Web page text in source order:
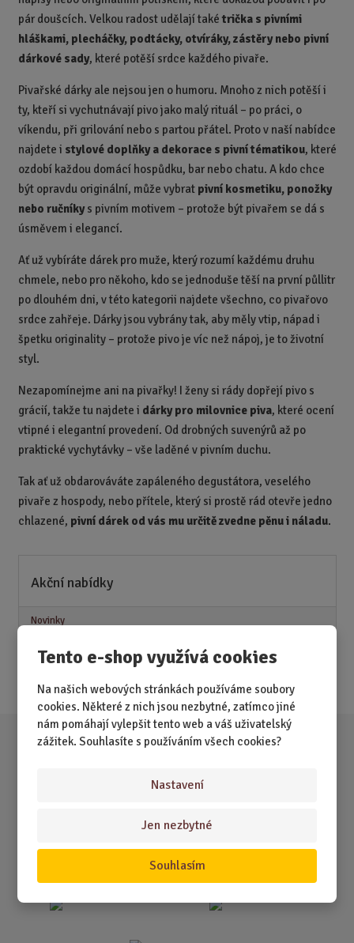
Tento e-shop využívá cookies
Na našich webových stránkách používáme soubory
cookies. Některé z nich jsou nezbytné, zatímco jiné
nám pomáhají vylepšit tento web a váš uživatelský
zážitek. Souhlasíte s používáním všech cookies?
Nastavení
Jen nezbytné
Souhlasím
pár doušcích. Velkou radost udělají také trička s pivními
hláškami, plecháčky, podtácky, otvíráky, zástěry nebo pivní
dárkové sady, které potěší srdce každého pivaře.
Pivařské dárky ale nejsou jen o humoru. Mnoho z nich potěší i
ty, kteří si vychutnávají pivo jako malý rituál – po práci, o
víkendu, při grilování nebo s partou přátel. Proto v naší nabídce
najdete i stylové doplňky a dekorace s pivní tématikou, které
ozdobí každou domácí hospůdku, bar nebo chatu. A kdo chce
být opravdu originální, může vybrat pivní kosmetiku, ponožky
nebo ručníkys pivním motivem – protože být pivařem se dá s
úsměvem i elegancí.
Ať už vybíráte dárek pro muže, který rozumí každému druhu
chmele, nebo pro někoho, kdo se jednoduše těší na první půllitr
po dlouhém dni, v této kategorii najdete všechno, co pivařovo
srdce zahřeje. Dárky jsou vybrány tak, aby měly vtip, nápad i
špetku originality – protože pivo je víc než nápoj, je to životní
styl.
Nezapomínejme ani na pivařky! I ženy si rády dopřejí pivo s
grácií, takže tu najdete i dárky pro milovnice piva, které ocení
vtipné i elegantní provedení. Od drobných suvenýrů až po
praktické vychytávky – vše laděné v pivním duchu.
Tak ať už obdarováváte zapáleného degustátora, veselého
pivaře z hospody, nebo přítele, který si prostě rád otevře jedno
chlazené, pivní dárek od vás mu určitě zvedne pěnu i náladu.
Akční nabídky
Novinky
Nejprodávanější